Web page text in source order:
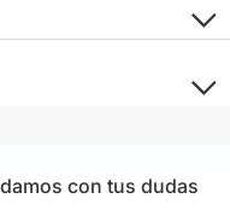
con tus dudas